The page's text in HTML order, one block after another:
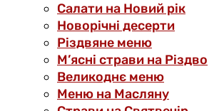
Салати на Новий рік
Новорічні десерти
Різдвяне меню
М’ясні страви на Різдво
Великоднє меню
Меню на Масляну